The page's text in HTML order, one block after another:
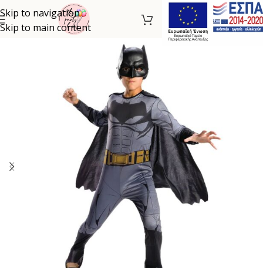
Skip to navigation
Skip to main content